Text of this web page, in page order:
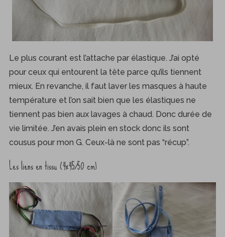
Le plus courant est l’attache par élastique. J’ai opté
pour ceux qui entourent la tête parce qu’ils tiennent
mieux. En revanche, il faut laver les masques à haute
température et l’on sait bien que les élastiques ne
tiennent pas bien aux lavages à chaud. Donc durée de
vie limitée. J’en avais plein en stock donc ils sont
cousus pour mon G. Ceux-là ne sont pas “récup”.
Les liens en tissu (4×45/50 cm)